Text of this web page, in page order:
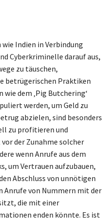
Indien in Verbindung
Cyberkriminelle darauf aus,
zu täuschen,
betrügerischen Praktiken
dem ‚Pig Butchering‘
werden, um Geld zu
abzielen, sind besonders
zu profitieren und
der Zunahme solcher
wenn Anrufe aus dem
um Vertrauen aufzubauen,
Abschluss von unnötigen
Anrufe von Nummern mit der
die mit einer
enden könnte. Es ist